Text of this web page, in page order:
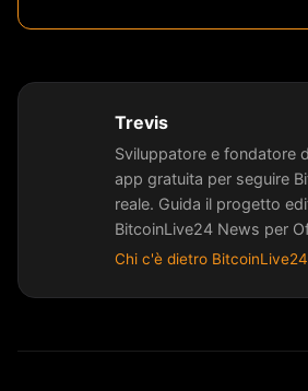
Trevis
Sviluppatore e fondatore
app gratuita per seguire
reale. Guida il progetto
BitcoinLive24 News per
Chi c'è dietro BitcoinLive24